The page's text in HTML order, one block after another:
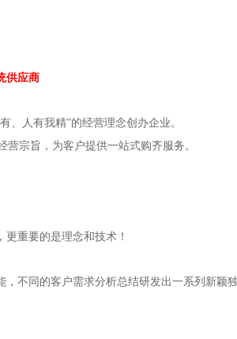
供应商
、人有我精”的经营理念创办企业。
营宗旨，为客户提供一站式购齐服务。
重要的是理念和技术！
不同的客户需求分析总结研发出一系列新颖